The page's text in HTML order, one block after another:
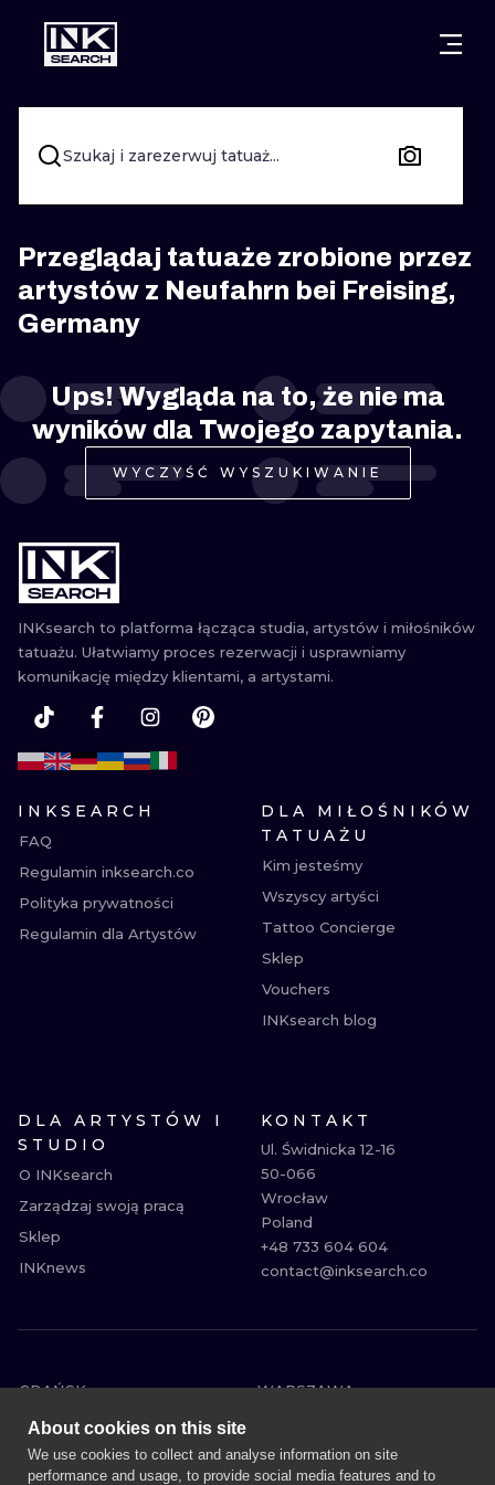
MIASTA GDAŃSK
WARSZAWA POZNAŃ
KRAKÓW KATOWICE
WROCŁAW ŁÓDŹ
BERLIN WIEDEŃ
PRAGA LONDYN
STYLE
KALIGRAFIA
NEW
RYCINOWE
Szukaj i zarezerwuj tatuaż...
Przeglądaj tatuaże zrobione przez
artystów z Neufahrn bei Freising,
Germany
Ups! Wygląda na to, że nie ma
wyników dla Twojego zapytania.
WYCZYŚĆ WYSZUKIWANIE
INKsearch to platforma łącząca studia, artystów i miłośników
tatuażu. Ułatwiamy proces rezerwacji i usprawniamy
komunikację między klientami, a artystami.
INKSEARCH
FAQ
Regulamin inksearch.co
Polityka prywatności
Regulamin dla Artystów
DLA MIŁOŚNIKÓW
TATUAŻU
Kim jesteśmy
Wszyscy artyści
Tattoo Concierge
Sklep
Vouchers
INKsearch blog
DLA ARTYSTÓW I
STUDIO
O INKsearch
Zarządzaj swoją pracą
Sklep
INKnews
KONTAKT
Ul. Świdnicka 12-16
50-066
Wrocław
Poland
+48 733 604 604
contact@inksearch.co
GDAŃSK
WARSZAWA
POZNAŃ
KATOWICE
WROCŁAW
About cookies on this site
We use cookies to collect and analyse information on site
performance and usage, to provide social media features and to